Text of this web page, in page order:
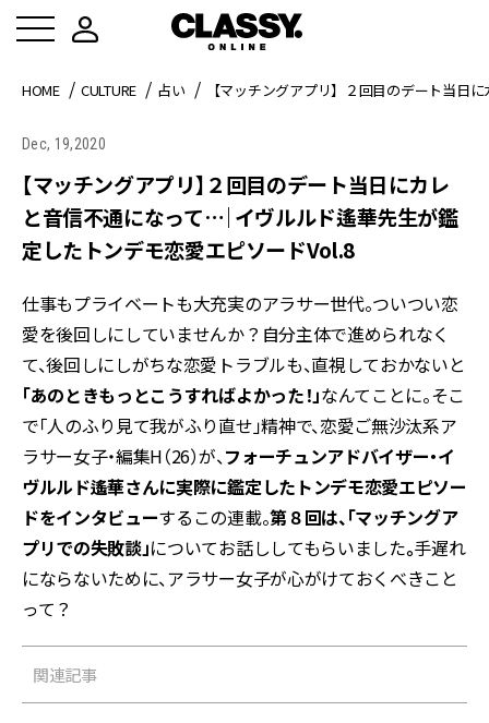
HOME CULTURE 占い 【マッチングアプリ】２回目のデート当日
Dec, 19,2020
【マッチングアプリ】２回目のデート当日にカレ
と音信不通になって…｜イヴルルド遙華先生が鑑
定したトンデモ恋愛エピソードVol.8
仕事もプライベートも大充実のアラサー世代。ついつい恋
愛を後回しにしていませんか？自分主体で進められなく
て、後回しにしがちな恋愛トラブルも、直視しておかないと
「あのときもっとこうすればよかった！」なんてことに。そこ
で「人のふり見て我がふり直せ」精神で、恋愛ご無沙汰系ア
ラサー女子・編集H（26）が、フォーチュンアドバイザー・イ
ヴルルド遙華さんに実際に鑑定したトンデモ恋愛エピソー
ドをインタビューするこの連載。第８回は、「マッチングア
プリでの失敗談」についてお話ししてもらいました。手遅れ
にならないために、アラサー女子が心がけておくべきこと
って？
関連記事